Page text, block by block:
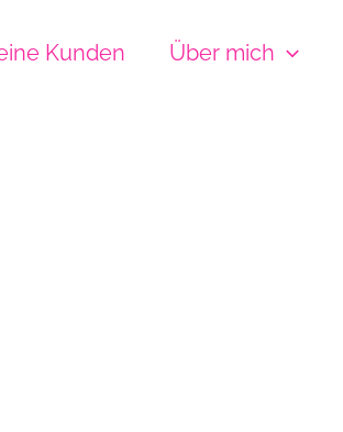
Kunden Über mich